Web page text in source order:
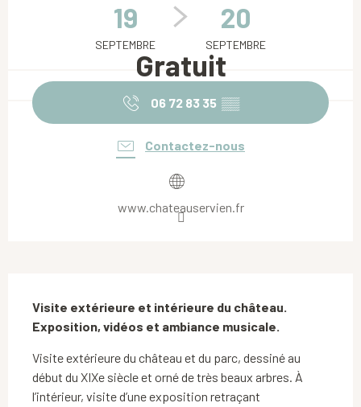
19
SEPTEMBRE
20
SEPTEMBRE
Gratuit
06 72 83 35 ▒▒
Contactez-nous
www.chateauservien.fr
Visite extérieure et intérieure du château.
Exposition, vidéos et ambiance musicale.
Visite extérieure du château et du parc, dessiné au
début du XIXe siècle et orné de très beaux arbres. À
l’intérieur, visite d’une exposition retraçant